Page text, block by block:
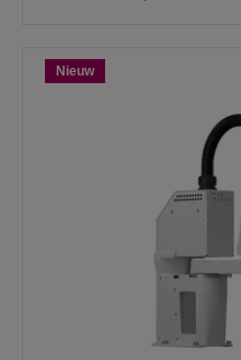
Nieuw